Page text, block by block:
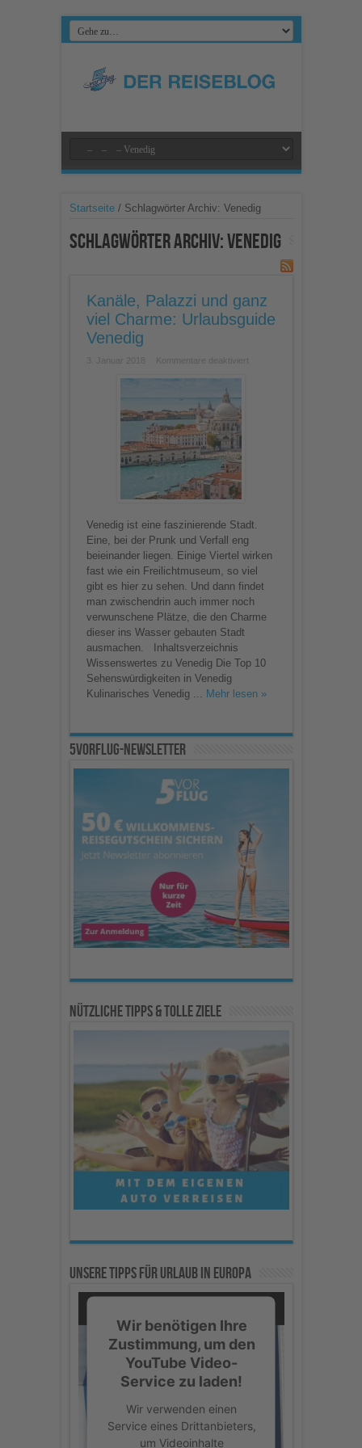
Startseite/ Schlagwörter Archiv: Venedig
Schlagwörter Archiv:Venedig
Kanäle, Palazzi und ganz
viel Charme: Urlaubsguide
Venedig
3. Januar 2018 Kommentare deaktiviertfür
Venedig ist eine faszinierende Stadt.
Eine, bei der Prunk und Verfall eng
beieinander liegen. Einige Viertel wirken
fast wie ein Freilichtmuseum, so viel
gibt es hier zu sehen. Und dann findet
man zwischendrin auch immer noch
verwunschene Plätze, die den Charme
dieser ins Wasser gebauten Stadt
ausmachen. Inhaltsverzeichnis
Wissenswertes zu Venedig Die Top 10
Sehenswürdigkeiten in Venedig
Kulinarisches Venedig ...
Mehr lesen »
5vorFlug-Newsletter
Nützliche Tipps & Tolle Ziele
Unsere Tipps für Urlaub in Europa
Wir benötigen Ihre
Zustimmung, um den
YouTube Video-
Service zu laden!
Wir verwenden einen
Service eines Drittanbieters,
um Videoinhalte